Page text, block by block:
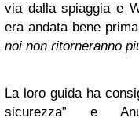
via dalla spiaggia e
era andata bene
noi non ritorneranno
La loro guida ha
sicurezza” e